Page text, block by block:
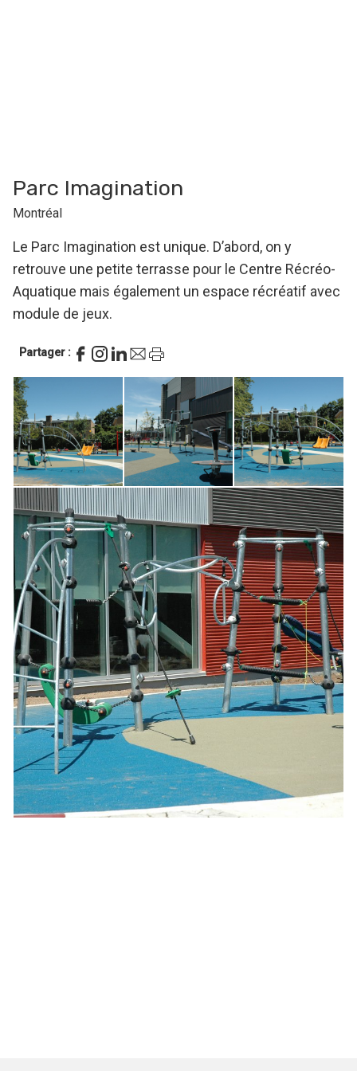
Parc Imagination
Montréal
Le Parc Imagination est unique. D’abord, on y
retrouve une petite terrasse pour le Centre Récréo-
Aquatique mais également un espace récréatif avec
module de jeux.
Partager :